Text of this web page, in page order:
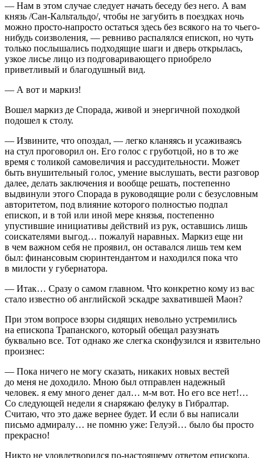
— Нам в этом случае следует начать беседу без него. А вам
князь /Сан-Кальтальдо/, чтобы не загубить в поездках ночь
можно просто-напросто остаться здесь без всякого на то чьего-
нибудь соизволения, — ревниво распалялся епископ, но чуть
только послышались подходящие шаги и дверь открылась,
узкое лисье лицо из подговаривающего приобрело
приветливый и благодушный вид.
— А вот и маркиз!
Вошел маркиз де Спорада, живой и энергичной походкой
подошел к столу.
— Извините, что опоздал, — легко кланяясь и усаживаясь
на стул проговорил он. Его голос с груботцой, но в то же
время с толикой самовеличия и рассудительности. Может
быть внушительный голос, умение выслушать, вести разговор
далее, делать заключения и вообще решать, постепенно
выдвинули этого Спорада в руководящие роли с безусловным
авторитетом, под влияние которого полностью подпал
епископ, и в той или иной мере князья, постепенно
упустившие инициативы действий из рук, оставшись лишь
соискателями выгод… пожалуй наравных. Маркиз еще ни
в чем важном себя не проявил, он оставался лишь тем кем
был: финансовым сюринтендантом и находился пока что
в милости у губернатора.
— Итак… Сразу о самом главном. Что конкретно кому из вас
стало известно об английской эскадре захватившей Маон?
При этом вопросе взоры сидящих невольно устремились
на епископа Трапанского, который обещал разузнать
буквально все. Тот однако же слегка сконфузился и язвительно
произнес:
— Пока ничего не могу сказать, никаких новых вестей
до меня не доходило. Мною был отправлен надежный
человек. я ему много денег дал… м-м вот. Но его все нет!…
Со следующей недели я снаряжаю фелуку в Гибралтар.
Считаю, что это даже вернее будет. И если б вы написали
письмо адмиралу… не помню уже: Гелуэй… было бы просто
прекрасно!
Никто не удовлетворился по-настоящему ответом епископа,